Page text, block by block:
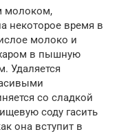
молоком,
некоторое время в
молоко и
в пышную
Удаляется
со сладкой
соду гасить
она вступит в